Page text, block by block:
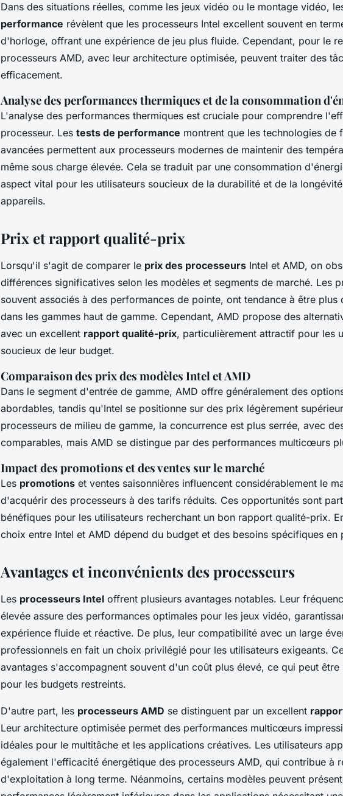
Dans des situations réelles, comme les jeux vidéo ou le montage vidéo,
performance révèlent que les processeurs Intel excellent souvent en
d'horloge, offrant une expérience de jeu plus fluide. Cependant, pour le
processeurs AMD, avec leur architecture optimisée, peuvent traiter des
efficacement.
Analyse des performances thermiques et de la consommation
L'analyse des performances thermiques est cruciale pour comprendre
processeur. Les tests de performance montrent que les technologies de
avancées permettent aux processeurs modernes de maintenir des
même sous charge élevée. Cela se traduit par une consommation
aspect vital pour les utilisateurs soucieux de la durabilité et de la
appareils.
Prix et rapport qualité-prix
Lorsqu'il s'agit de comparer le prix des processeurs Intel et AMD, on
différences significatives selon les modèles et segments de marché. Les
souvent associés à des performances de pointe, ont tendance à être plus
dans les gammes haut de gamme. Cependant, AMD propose des
avec un excellent rapport qualité-prix, particulièrement attractif pour les
soucieux de leur budget.
Comparaison des prix des modèles Intel et AMD
Dans le segment d'entrée de gamme, AMD offre généralement des
abordables, tandis qu'Intel se positionne sur des prix légèrement
processeurs de milieu de gamme, la concurrence est plus serrée, avec
comparables, mais AMD se distingue par des performances multicœurs
Impact des promotions et des ventes sur le marché
Les promotions et ventes saisonnières influencent considérablement le
d'acquérir des processeurs à des tarifs réduits. Ces opportunités sont
bénéfiques pour les utilisateurs recherchant un bon rapport qualité-prix.
choix entre Intel et AMD dépend du budget et des besoins spécifiques en
Avantages et inconvénients des processeurs
Les processeurs Intel offrent plusieurs avantages notables. Leur
élevée assure des performances optimales pour les jeux vidéo,
expérience fluide et réactive. De plus, leur compatibilité avec un large
professionnels en fait un choix privilégié pour les utilisateurs exigeants.
avantages s'accompagnent souvent d'un coût plus élevé, ce qui peut être
pour les budgets restreints.
D'autre part, les processeurs AMD se distinguent par un excellent
Leur architecture optimisée permet des performances multicœurs
idéales pour le multitâche et les applications créatives. Les utilisateurs
également l'efficacité énergétique des processeurs AMD, qui contribue à
d'exploitation à long terme. Néanmoins, certains modèles peuvent